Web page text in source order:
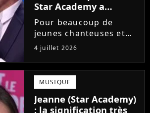
Star Academy a
souffert après
l'émission, "J'étais
traitée de potiche"
Pour beaucoup de
jeunes chanteuses et
chanteurs, la Star
Academy est un rêve.
Mais comme l'a rappelé
une ancienne gagnante,
l'émission de TF1 n'est
pas toujours simple à
vivre.
4 juillet 2026
MUSIQUE
Jeanne (Star Academy)
: la signification très